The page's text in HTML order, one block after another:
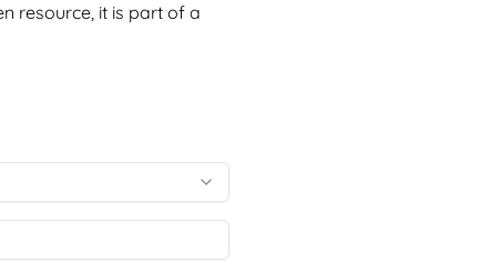
resource, it is part of a